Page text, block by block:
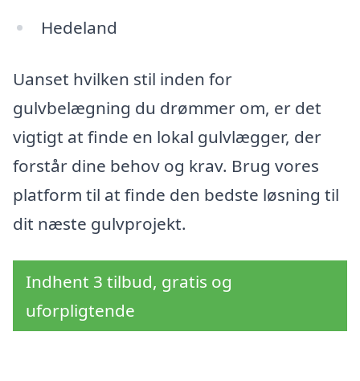
Hedeland
Uanset hvilken stil inden for
gulvbelægning du drømmer om, er det
vigtigt at finde en lokal gulvlægger, der
forstår dine behov og krav. Brug vores
platform til at finde den bedste løsning til
dit næste gulvprojekt.
Indhent 3 tilbud, gratis og
uforpligtende